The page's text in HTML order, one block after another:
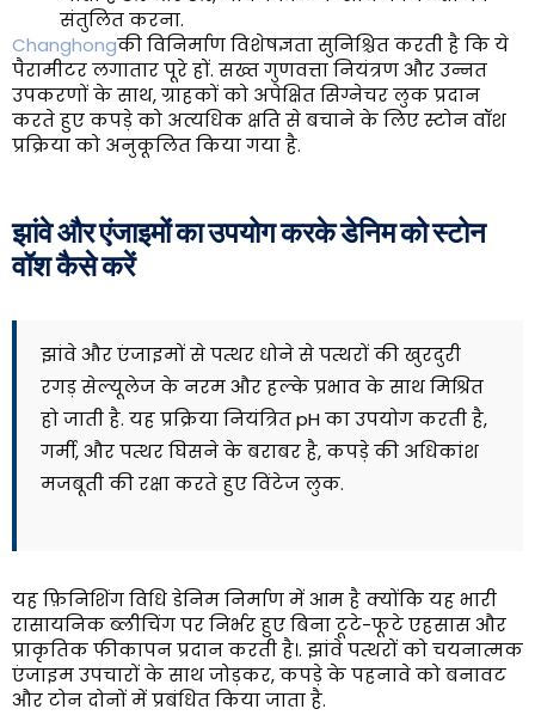
संतुलित करना.
Changhongकी विनिर्माण विशेषज्ञता सुनिश्चित करती है कि ये
पैरामीटर लगातार पूरे हों. सख्त गुणवत्ता नियंत्रण और उन्नत
उपकरणों के साथ, ग्राहकों को अपेक्षित सिग्नेचर लुक प्रदान
करते हुए कपड़े को अत्यधिक क्षति से बचाने के लिए स्टोन वॉश
प्रक्रिया को अनुकूलित किया गया है.
झांवे और एंजाइमों का उपयोग करके डेनिम को स्टोन
वॉश कैसे करें
झांवे और एंजाइमों से पत्थर धोने से पत्थरों की खुरदुरी
रगड़ सेल्यूलेज के नरम और हल्के प्रभाव के साथ मिश्रित
हो जाती है. यह प्रक्रिया नियंत्रित pH का उपयोग करती है,
गर्मी, और पत्थर घिसने के बराबर है, कपड़े की अधिकांश
मजबूती की रक्षा करते हुए विंटेज लुक.
यह फ़िनिशिंग विधि डेनिम निर्माण में आम है क्योंकि यह भारी
रासायनिक ब्लीचिंग पर निर्भर हुए बिना टूटे-फूटे एहसास और
प्राकृतिक फीकापन प्रदान करती है।. झांवे पत्थरों को चयनात्मक
एंजाइम उपचारों के साथ जोड़कर, कपड़े के पहनावे को बनावट
और टोन दोनों में प्रबंधित किया जाता है.